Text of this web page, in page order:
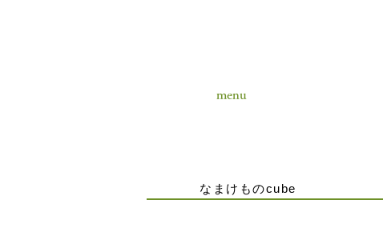
menu
なまけものcube